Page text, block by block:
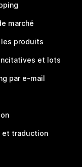
marché
les produits
et lots
par e-mail
et traduction